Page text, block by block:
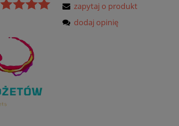
zapytaj o produkt
dodaj opinię